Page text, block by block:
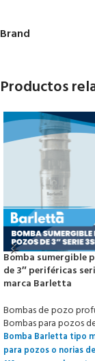
Brand
Productos
Bomba sumergible
de 3″ periféricas
marca Barletta
Bombas de pozo
Bombas para pozos
Bomba Barletta tipo
para pozos o norias